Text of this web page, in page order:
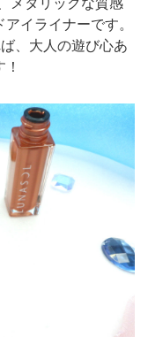
イライナーです。
、大人の遊び心あ